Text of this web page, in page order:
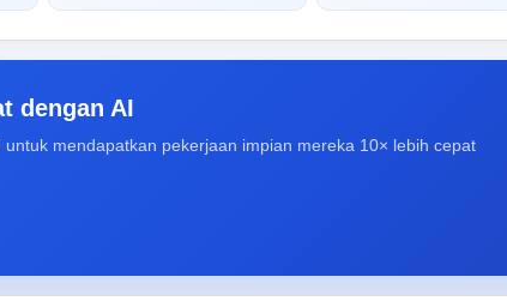
dengan AI
mendapatkan pekerjaan impian mereka 10× lebih cepat